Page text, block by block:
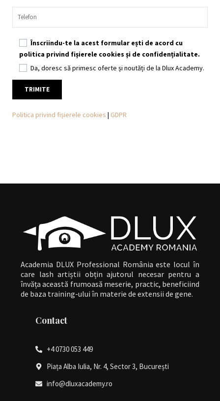
Înscriindu-te la acest formular ești de acord cu
politica privind fișierele cookies și de confidențialitate.
Da, doresc să primesc oferte și noutăți de la Dlux Academy.
Politica privind fișierele cookies | GDPR
Academia DLUX Professional România este locul în
care lash artiștii obțin ajutorul necesar pentru a
învăța această frumoasă meserie, practic, beneficiind
de baza training-ului în materie de extensii de gene.
Contact
+4 0730 053 449
Piața Alba Iulia, Nr. 4, Sector 3, București
info@dluxacademy.ro